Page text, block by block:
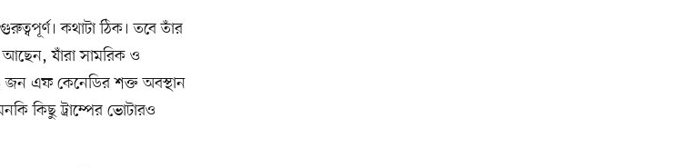
কথাটা ঠিক। তবে তাঁর
আছেন, যাঁরা সামরিক ও
ও জন এফ কেনেডির শক্ত অবস্থান
কিছু ট্রাম্পের ভোটারও